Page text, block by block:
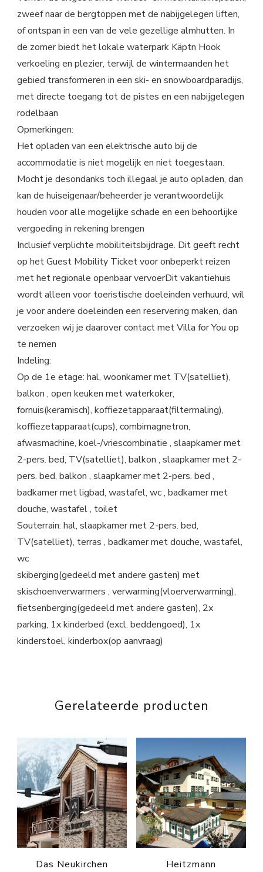
zweef naar de bergtoppen met de nabijgelegen liften,
of ontspan in een van de vele gezellige almhutten. In
de zomer biedt het lokale waterpark Käptn Hook
verkoeling en plezier, terwijl de wintermaanden het
gebied transformeren in een ski- en snowboardparadijs,
met directe toegang tot de pistes en een nabijgelegen
rodelbaan
Opmerkingen:
Het opladen van een elektrische auto bij de
accommodatie is niet mogelijk en niet toegestaan.
Mocht je desondanks toch illegaal je auto opladen, dan
kan de huiseigenaar/beheerder je verantwoordelijk
houden voor alle mogelijke schade en een behoorlijke
vergoeding in rekening brengen
Inclusief verplichte mobiliteitsbijdrage. Dit geeft recht
op het Guest Mobility Ticket voor onbeperkt reizen
met het regionale openbaar vervoerDit vakantiehuis
wordt alleen voor toeristische doeleinden verhuurd, wil
je voor andere doeleinden een reservering maken, dan
verzoeken wij je daarover contact met Villa for You op
te nemen
Indeling:
Op de 1e etage: hal, woonkamer met TV(satelliet),
balkon , open keuken met waterkoker,
fornuis(keramisch), koffiezetapparaat(filtermaling),
koffiezetapparaat(cups), combimagnetron,
afwasmachine, koel-/vriescombinatie , slaapkamer met
2-pers. bed, TV(satelliet), balkon , slaapkamer met 2-
pers. bed, balkon , slaapkamer met 2-pers. bed ,
badkamer met ligbad, wastafel, wc , badkamer met
douche, wastafel , toilet
Souterrain: hal, slaapkamer met 2-pers. bed,
TV(satelliet), terras , badkamer met douche, wastafel,
wc
skiberging(gedeeld met andere gasten) met
skischoenverwarmers , verwarming(vloerverwarming),
fietsenberging(gedeeld met andere gasten), 2x
parking, 1x kinderbed (excl. beddengoed), 1x
kinderstoel, kinderbox(op aanvraag)
Gerelateerde producten
Das Neukirchen
Heitzmann